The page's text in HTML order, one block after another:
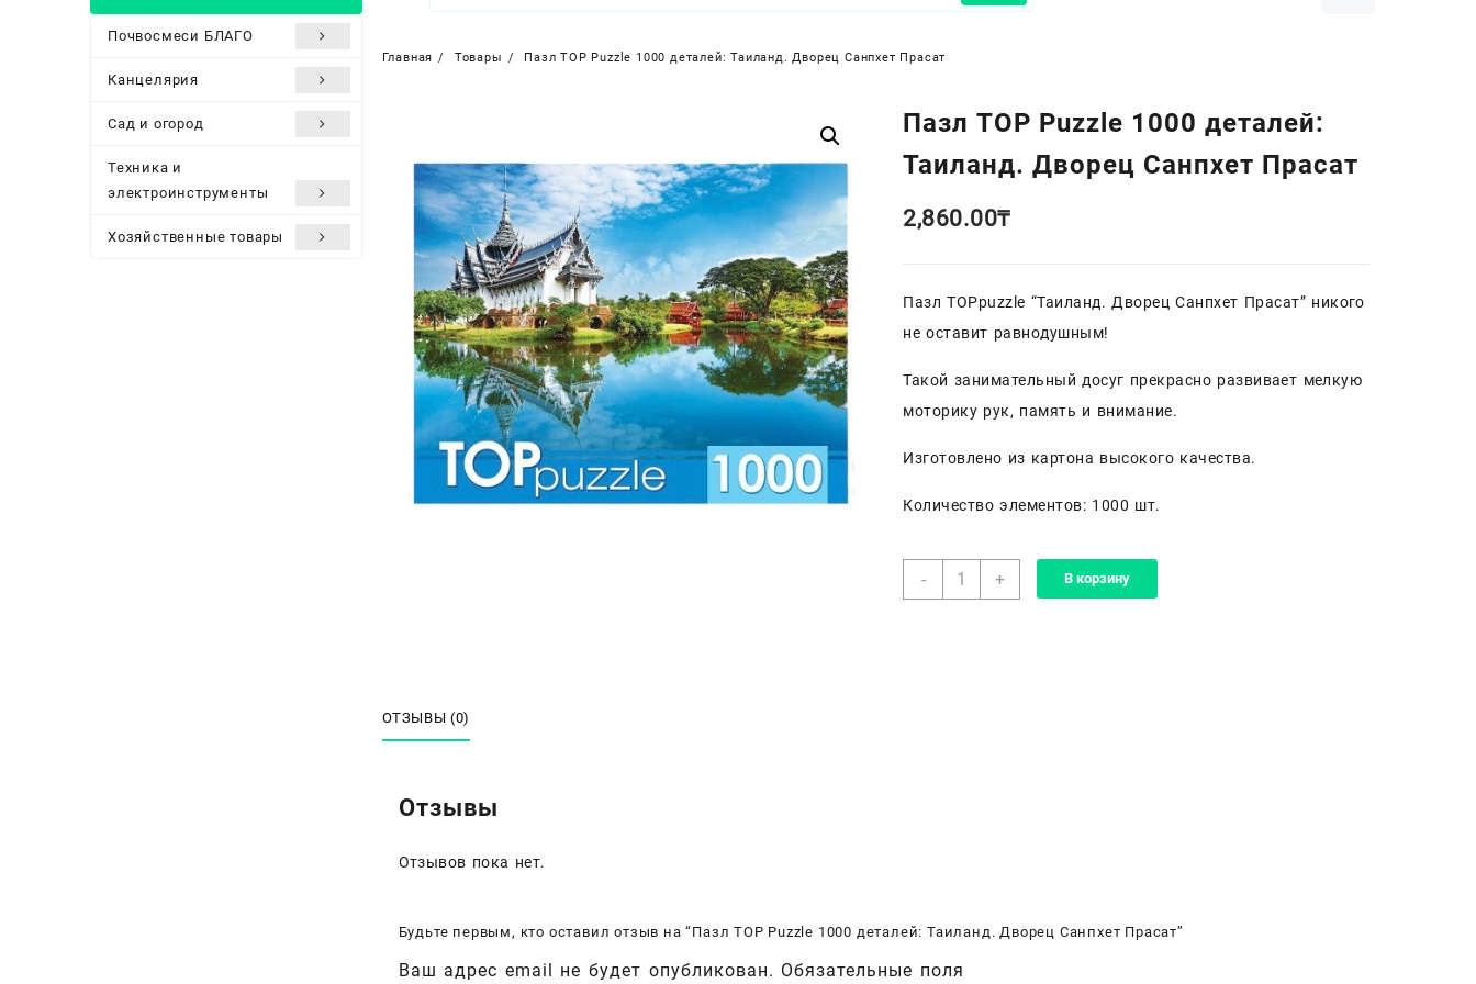
Почвосмеси БЛАГО
Канцелярия
Сад и огород
Техника и
электроинструменты
Хозяйственные товары
Главная Товары Пазл TOP Puzzle 1000 деталей: Таиланд. Дворец Санпхет Прасат
Пазл TOP Puzzle 1000 деталей:
Таиланд. Дворец Санпхет Прасат
2,860.00₸
Пазл TOPpuzzle “Таиланд. Дворец Санпхет Прасат” никого
не оставит равнодушным!
Такой занимательный досуг прекрасно развивает мелкую
моторику рук, память и внимание.
Изготовлено из картона высокого качества.
Количество элементов: 1000 шт.
-
Количество
+ В корзину
ОТЗЫВЫ (0)
Отзывы
Отзывов пока нет.
Будьте первым, кто оставил отзыв на “Пазл TOP Puzzle 1000 деталей: Таиланд. Дворец Санпхет Прасат”
Ваш адрес email не будет опубликован. Обязательные поля